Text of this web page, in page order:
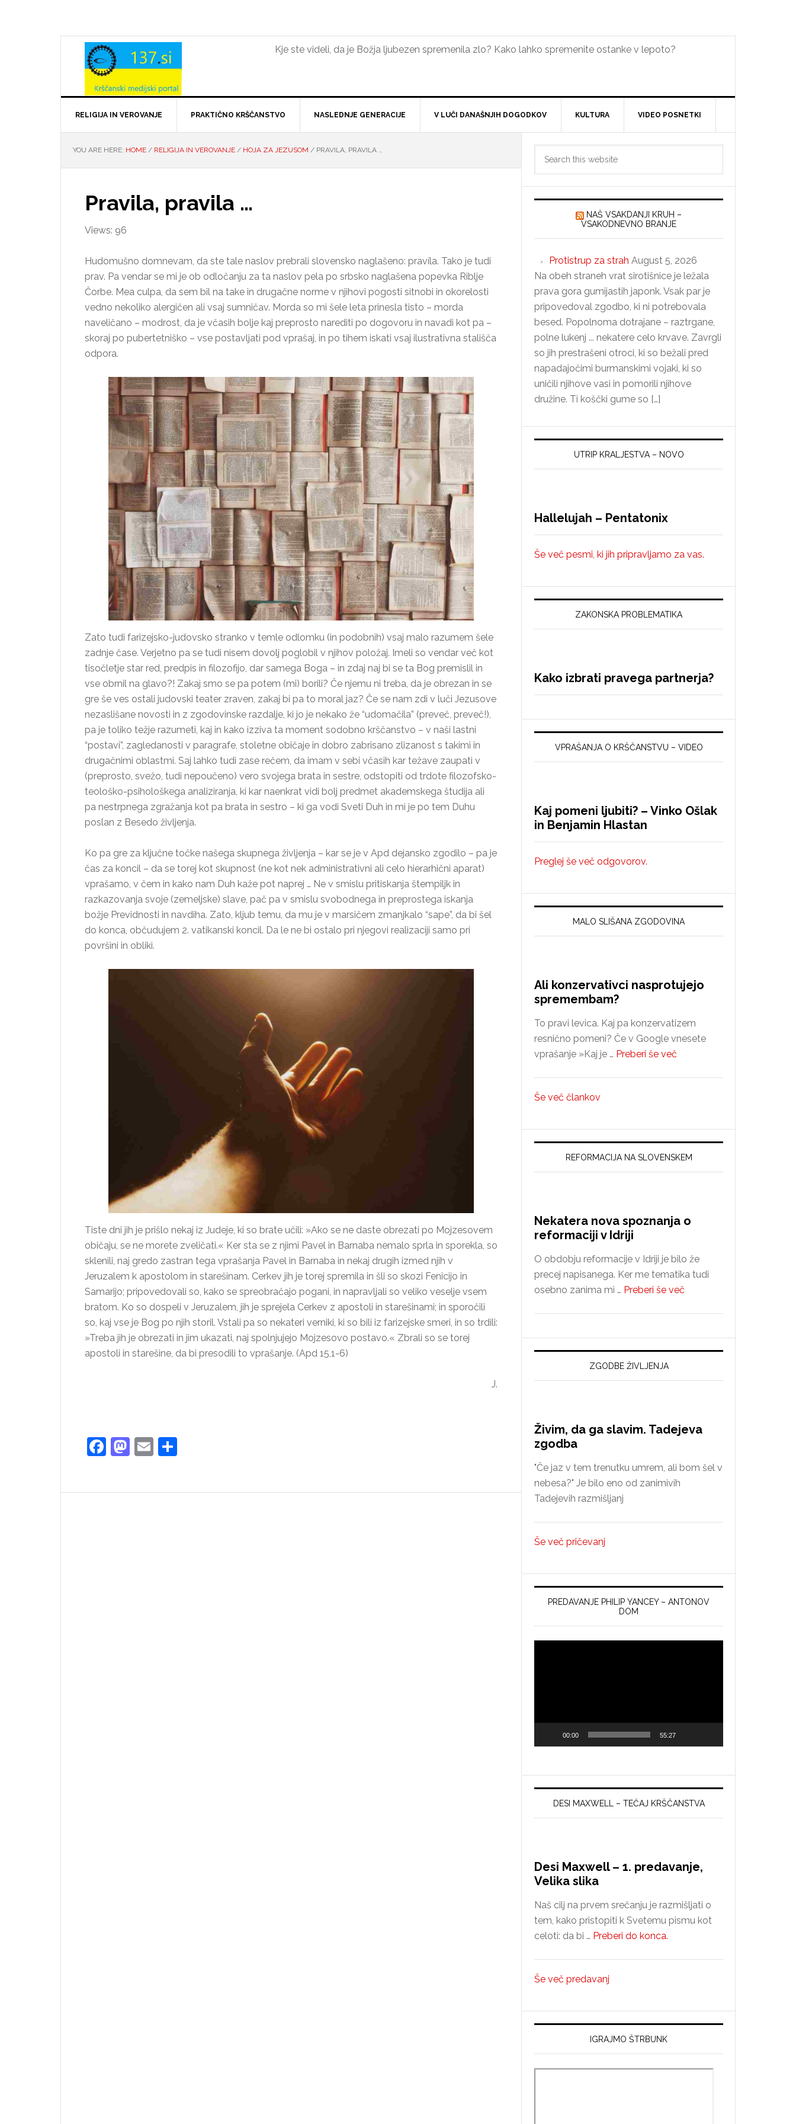
Kje ste videli, da je Božja ljubezen spremenila zlo? Kako lahko spremenite ostanke v lepoto?
RELIGIJA IN VEROVANJE PRAKTIČNO KRŠČANSTVO NASLEDNJE GENERACIJE V LUČI DANAŠNJIH DOGODKOV KULTURA VIDEO POSNETKI
YOU ARE HERE: HOME / RELIGIJA IN VEROVANJE / HOJA ZA JEZUSOM / PRAVILA, PRAVILA …
Pravila, pravila …
Views: 96
Hudomušno domnevam, da ste tale naslov prebrali slovensko naglašeno: pravíla. Tako je tudi
prav. Pa vendar se mi je ob odločanju za ta naslov pela po srbsko naglašena popevka Riblje
Čorbe. Mea culpa, da sem bil na take in drugačne norme v njihovi pogosti sitnobi in okorelosti
vedno nekoliko alergičen ali vsaj sumničav. Morda so mi šele leta prinesla tisto – morda
naveličano – modrost, da je včasih bolje kaj preprosto narediti po dogovoru in navadi kot pa –
skoraj po pubertetniško – vse postavljati pod vprašaj, in po tihem iskati vsaj ilustrativna stališča
odpora.
Zato tudi farizejsko-judovsko stranko v temle odlomku (in podobnih) vsaj malo razumem šele
zadnje čase. Verjetno pa se tudi nisem dovolj poglobil v njihov položaj. Imeli so vendar več kot
tisočletje star red, predpis in filozofijo, dar samega Boga – in zdaj naj bi se ta Bog premislil in
vse obrnil na glavo?! Zakaj smo se pa potem (mi) borili? Če njemu ni treba, da je obrezan in se
gre še ves ostali judovski teater zraven, zakaj bi pa to moral jaz? Če se nam zdi v luči Jezusove
nezaslišane novosti in z zgodovinske razdalje, ki jo je nekako že “udomačila” (preveč, preveč!),
pa je toliko težje razumeti, kaj in kako izziva ta moment sodobno krščanstvo – v naši lastni
“postavi”, zagledanosti v paragrafe, stoletne običaje in dobro zabrisano zlizanost s takimi in
drugačnimi oblastmi. Saj lahko tudi zase rečem, da imam v sebi včasih kar težave zaupati v
(preprosto, svežo, tudi nepoučeno) vero svojega brata in sestre, odstopiti od trdote filozofsko-
teološko-psihološkega analiziranja, ki kar naenkrat vidi bolj predmet akademskega študija ali
pa nestrpnega zgražanja kot pa brata in sestro – ki ga vodi Sveti Duh in mi je po tem Duhu
poslan z Besedo življenja.
Ko pa gre za ključne točke našega skupnega življenja – kar se je v Apd dejansko zgodilo – pa je
čas za koncil – da se torej kot skupnost (ne kot nek administrativni ali celo hierarhični aparat)
vprašamo, v čem in kako nam Duh kaže pot naprej … Ne v smislu pritiskanja štempiljk in
razkazovanja svoje (zemeljske) slave, pač pa v smislu svobodnega in preprostega iskanja
božje Previdnosti in navdiha. Zato, kljub temu, da mu je v marsičem zmanjkalo “sape”, da bi šel
do konca, občudujem 2. vatikanski koncil. Da le ne bi ostalo pri njegovi realizaciji samo pri
površini in obliki.
Tiste dni jih je prišlo nekaj iz Judeje, ki so brate učili: »Ako se ne daste obrezati po Mojzesovem
običaju, se ne morete zveličati.« Ker sta se z njimi Pavel in Barnaba nemalo sprla in sporekla, so
sklenili, naj gredo zastran tega vprašanja Pavel in Barnaba in nekaj drugih izmed njih v
Jeruzalem k apostolom in starešinam. Cerkev jih je torej spremila in šli so skozi Fenicijo in
Samarijo; pripovedovali so, kako se spreobračajo pogani, in napravljali so veliko veselje vsem
bratom. Ko so dospeli v Jeruzalem, jih je sprejela Cerkev z apostoli in starešinami; in sporočili
so, kaj vse je Bog po njih storil. Vstali pa so nekateri verniki, ki so bili iz farizejske smeri, in so trdili:
»Treba jih je obrezati in jim ukazati, naj spolnjujejo Mojzesovo postavo.« Zbrali so se torej
apostoli in starešine, da bi presodili to vprašanje. (Apd 15,1-6)
J.
Facebook
Mastodon
Email
Primary
Sidebar
NAŠ VSAKDANJI KRUH –
VSAKODNEVNO BRANJE
Protistrup za strah August 5, 2026
Na obeh straneh vrat sirotišnice je ležala
prava gora gumijastih japonk. Vsak par je
pripovedoval zgodbo, ki ni potrebovala
besed. Popolnoma dotrajane – raztrgane,
polne lukenj ... nekatere celo krvave. Zavrgli
so jih prestrašeni otroci, ki so bežali pred
napadajočimi burmanskimi vojaki, ki so
uničili njihove vasi in pomorili njihove
družine. Ti koščki gume so […]
UTRIP KRALJESTVA – NOVO
Hallelujah – Pentatonix
Še več pesmi, ki jih pripravljamo za vas.
ZAKONSKA PROBLEMATIKA
Kako izbrati pravega partnerja?
VPRAŠANJA O KRŠČANSTVU – VIDEO
Kaj pomeni ljubiti? – Vinko Ošlak
in Benjamin Hlastan
Preglej še več odgovorov.
MALO SLIŠANA ZGODOVINA
Ali konzervativci nasprotujejo
spremembam?
To pravi levica. Kaj pa konzervatizem
resnično pomeni? Če v Google vnesete
vprašanje »Kaj je … Preberi še več
Še več člankov
REFORMACIJA NA SLOVENSKEM
Nekatera nova spoznanja o
reformaciji v Idriji
O obdobju reformacije v Idriji je bilo že
precej napisanega. Ker me tematika tudi
osebno zanima mi … Preberi še več
spoznanja
o
v
ZGODBE ŽIVLJENJA
Živim, da ga slavim. Tadejeva
zgodba
"Če jaz v tem trenutku umrem, ali bom šel v
nebesa?" Je bilo eno od zanimivih
Tadejevih razmišljanj
Še več pričevanj
PREDAVANJE PHILIP YANCEY – ANTONOV
DOM
00:00 55:27
DESI MAXWELL – TEČAJ KRŠČANSTVA
Desi Maxwell – 1. predavanje,
Velika slika
Naš cilj na prvem srečanju je razmišljati o
tem, kako pristopiti k Svetemu pismu kot
celoti: da bi … Preberi do konca.
predavanje,
Velika
Še več predavanj
IGRAJMO ŠTRBUNK